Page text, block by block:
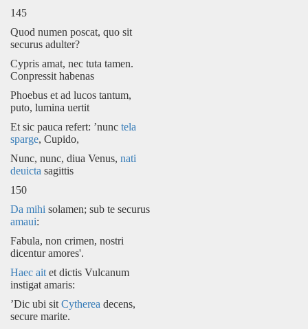
145
Quod numen poscat, quo sit
securus adulter?
Cypris amat, nec tuta tamen.
Conpressit habenas
Phoebus et ad lucos tantum,
puto, lumina uertit
Et sic pauca refert: ’nunc tela
sparge, Cupido,
Nunc, nunc, diua Venus, nati
deuicta sagittis
150
Da mihi solamen; sub te securus
amaui:
Fabula, non crimen, nostri
dicentur amores'.
Haec ait et dictis Vulcanum
instigat amaris:
’Dic ubi sit Cytherea decens,
secure marite.